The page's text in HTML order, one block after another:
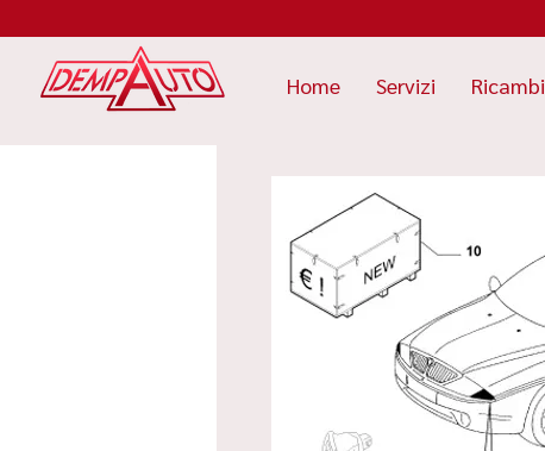
Home Servizi Ricambi